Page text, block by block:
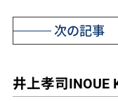
次の記事
井上孝司INOUE